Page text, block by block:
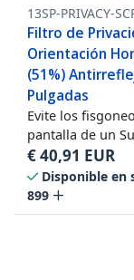
13SP-PRIVACY-
Filtro de
Orientación
(51%)
Pulgadas
Evite los
pantalla de un
€40,91 EUR
Disponible en
899